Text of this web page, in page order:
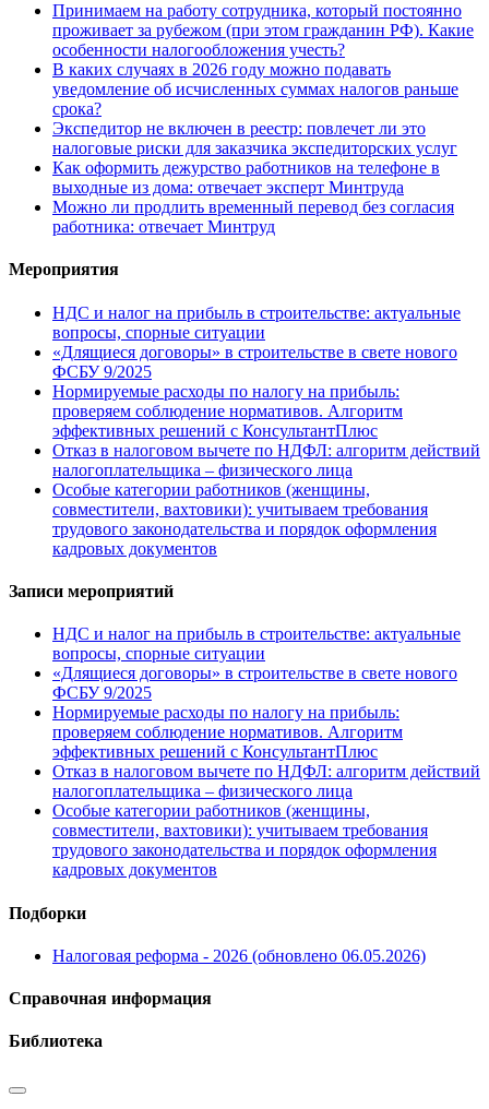
Принимаем на работу сотрудника, который постоянно
проживает за рубежом (при этом гражданин РФ). Какие
особенности налогообложения учесть?
В каких случаях в 2026 году можно подавать
уведомление об исчисленных суммах налогов раньше
срока?
Экспедитор не включен в реестр: повлечет ли это
налоговые риски для заказчика экспедиторских услуг
Как оформить дежурство работников на телефоне в
выходные из дома: отвечает эксперт Минтруда
Можно ли продлить временный перевод без согласия
работника: отвечает Минтруд
Мероприятия
НДС и налог на прибыль в строительстве: актуальные
вопросы, спорные ситуации
«Длящиеся договоры» в строительстве в свете нового
ФСБУ 9/2025
Нормируемые расходы по налогу на прибыль:
проверяем соблюдение нормативов. Алгоритм
эффективных решений с КонсультантПлюс
Отказ в налоговом вычете по НДФЛ: алгоритм действий
налогоплательщика – физического лица
Особые категории работников (женщины,
совместители, вахтовики): учитываем требования
трудового законодательства и порядок оформления
кадровых документов
Записи мероприятий
НДС и налог на прибыль в строительстве: актуальные
вопросы, спорные ситуации
«Длящиеся договоры» в строительстве в свете нового
ФСБУ 9/2025
Нормируемые расходы по налогу на прибыль:
проверяем соблюдение нормативов. Алгоритм
эффективных решений с КонсультантПлюс
Отказ в налоговом вычете по НДФЛ: алгоритм действий
налогоплательщика – физического лица
Особые категории работников (женщины,
совместители, вахтовики): учитываем требования
трудового законодательства и порядок оформления
кадровых документов
Подборки
Налоговая реформа - 2026 (обновлено 06.05.2026)
Справочная информация
Библиотека